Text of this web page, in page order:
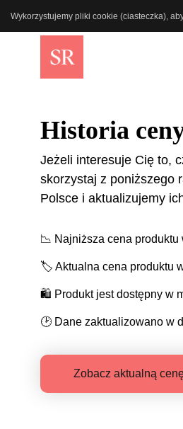
Wykorzystujemy pliki cookie (ciasteczka),
Historia
Jeżeli interesuje Cię to,
skorzystaj z poniższego
Polsce i aktualizujemy
📉 Najniższa cena produktu
🏷️ Aktualna cena produktu
🛍️ Produkt jest dostępny w
🕑 Dane zaktualizowano w
Zobacz aktualną